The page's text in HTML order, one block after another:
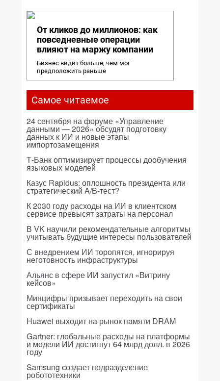
От кликов до миллионов: как
повседневные операции
влияют на маржу компании
Бизнес видит больше, чем мог
предположить раньше
Самое читаемое
24 сентября на форуме «Управление
данными — 2026» обсудят подготовку
данных к ИИ и новые этапы
импортозамещения
Т-Банк оптимизирует процессы дообучения
языковых моделей
Казус Rapidus: оплошность президента или
стратегический A/B-тест?
К 2030 году расходы на ИИ в клиентском
сервисе превысят затраты на персонал
В VK научили рекомендательные алгоритмы
учитывать будущие интересы пользователей
С внедрением ИИ торопятся, игнорируя
неготовность инфраструктуры
Альянс в сфере ИИ запустил «Витрину
кейсов»
Минцифры призывает переходить на свои
сертификаты
Huawei выходит на рынок памяти DRAM
Gartner: глобальные расходы на платформы
и модели ИИ достигнут 64 млрд долл. в 2026
году
Samsung создает подразделение
робототехники